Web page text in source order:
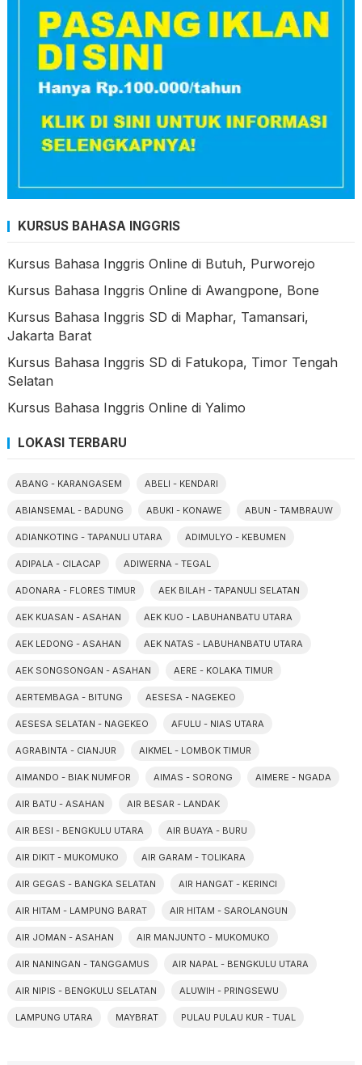
KURSUS BAHASA INGGRIS
Kursus Bahasa Inggris Online di Butuh, Purworejo
Kursus Bahasa Inggris Online di Awangpone, Bone
Kursus Bahasa Inggris SD di Maphar, Tamansari,
Jakarta Barat
Kursus Bahasa Inggris SD di Fatukopa, Timor Tengah
Selatan
Kursus Bahasa Inggris Online di Yalimo
LOKASI TERBARU
ABANG - KARANGASEM ABELI - KENDARI
ABIANSEMAL - BADUNG ABUKI - KONAWE ABUN - TAMBRAUW
ADIANKOTING - TAPANULI UTARA ADIMULYO - KEBUMEN
ADIPALA - CILACAP ADIWERNA - TEGAL
ADONARA - FLORES TIMUR AEK BILAH - TAPANULI SELATAN
AEK KUASAN - ASAHAN AEK KUO - LABUHANBATU UTARA
AEK LEDONG - ASAHAN AEK NATAS - LABUHANBATU UTARA
AEK SONGSONGAN - ASAHAN AERE - KOLAKA TIMUR
AERTEMBAGA - BITUNG AESESA - NAGEKEO
AESESA SELATAN - NAGEKEO AFULU - NIAS UTARA
AGRABINTA - CIANJUR AIKMEL - LOMBOK TIMUR
AIMANDO - BIAK NUMFOR AIMAS - SORONG AIMERE - NGADA
AIR BATU - ASAHAN AIR BESAR - LANDAK
AIR BESI - BENGKULU UTARA AIR BUAYA - BURU
AIR DIKIT - MUKOMUKO AIR GARAM - TOLIKARA
AIR GEGAS - BANGKA SELATAN AIR HANGAT - KERINCI
AIR HITAM - LAMPUNG BARAT AIR HITAM - SAROLANGUN
AIR JOMAN - ASAHAN AIR MANJUNTO - MUKOMUKO
AIR NANINGAN - TANGGAMUS AIR NAPAL - BENGKULU UTARA
AIR NIPIS - BENGKULU SELATAN ALUWIH - PRINGSEWU
LAMPUNG UTARA MAYBRAT PULAU PULAU KUR - TUAL